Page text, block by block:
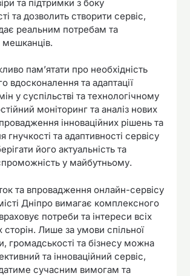
та підтримки з боку
та дозволить створити сервіс,
реальним потребам та
мешканців.
пам’ятати про необхідність
вдосконалення та адаптації
у суспільстві та технологічному
моніторинг та аналіз нових
інноваційних рішень та
гнучкості та адаптивності сервісу
його актуальність та
у майбутньому.
та впровадження онлайн-сервісу
Дніпро вимагає комплексного
потреби та інтереси всіх
сторін. Лише за умови спільної
громадськості та бізнесу можна
та інноваційний сервіс,
сучасним вимогам та